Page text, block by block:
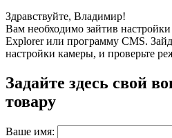
Здравствуйте, Владимир!
Вам необходимо зайтив
Explorer или программу CMS.
настройки камеры, и проверьте
Задайте здесь свой
товару
Ваше имя: